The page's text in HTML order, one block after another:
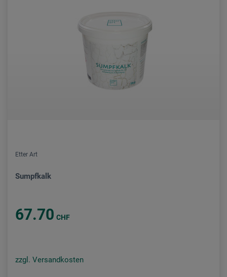
Etter Art
Sumpfkalk
67.70 CHF
zzgl. Versandkosten